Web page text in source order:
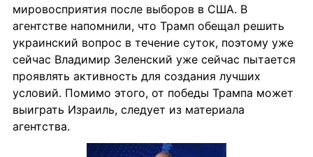
мировосприятия после выборов в США. В
агентстве напомнили, что Трамп обещал решить
украинский вопрос в течение суток, поэтому уже
сейчас Владимир Зеленский уже сейчас пытается
проявлять активность для создания лучших
условий. Помимо этого, от победы Трампа может
выиграть Израиль, следует из материала
агентства.